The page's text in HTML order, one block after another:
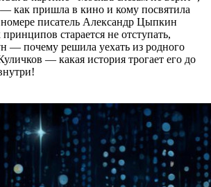
как пришла в кино и кому посвятила
писатель Александр Цыпкин
старается не отступать,
— почему решила уехать из родного
— какая история трогает его до